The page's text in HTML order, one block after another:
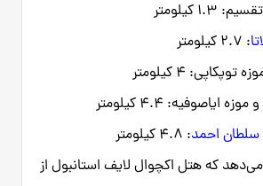
کیلومتر
: ۲.۷ کیلومتر
۴ کیلومتر
۴.۴ کیلومتر
احمد: ۴.۸ کیلومتر
که هتل اکچوال لایف استانبول از